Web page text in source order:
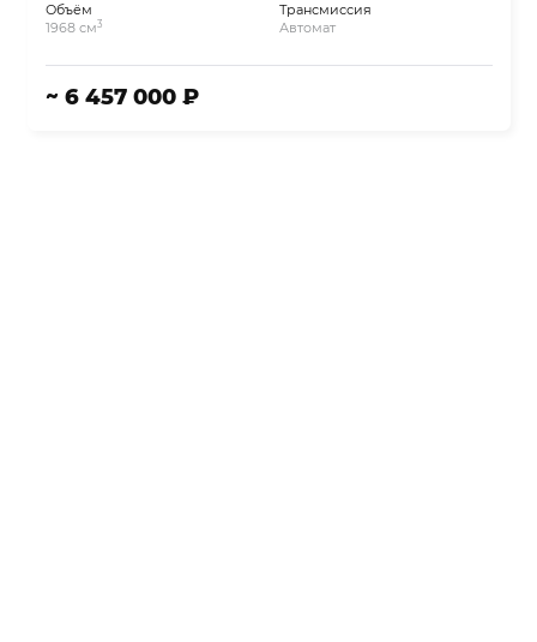
Объём
1968 см3
Трансмиссия
Автомат
~ 6 457 000 ₽